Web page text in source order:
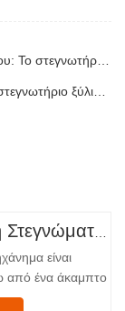
Προηγούμενος : Καινοτομία στο στέγνωμα ξύλου: Το στεγνωτήριο καπλαμά της Shine θέτει νέα πρότυπα στον κλάδο
Επόμενο : Η Shine Machinery παρουσιάζει το στεγνωτήριο ξύλινων καπλαμάδων επόμενης γενιάς: Μια νέα εποχή απόδοσης και απόδοσης για το 2026
Κάθετη Μηχανή Στεγνώματος Καπλαμά
είναι
από ένα άκαμπτο